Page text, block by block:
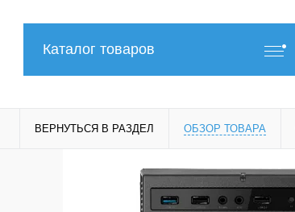
Каталог товаров
ВЕРНУТЬСЯ В РАЗДЕЛ ОБЗОР ТОВАРА